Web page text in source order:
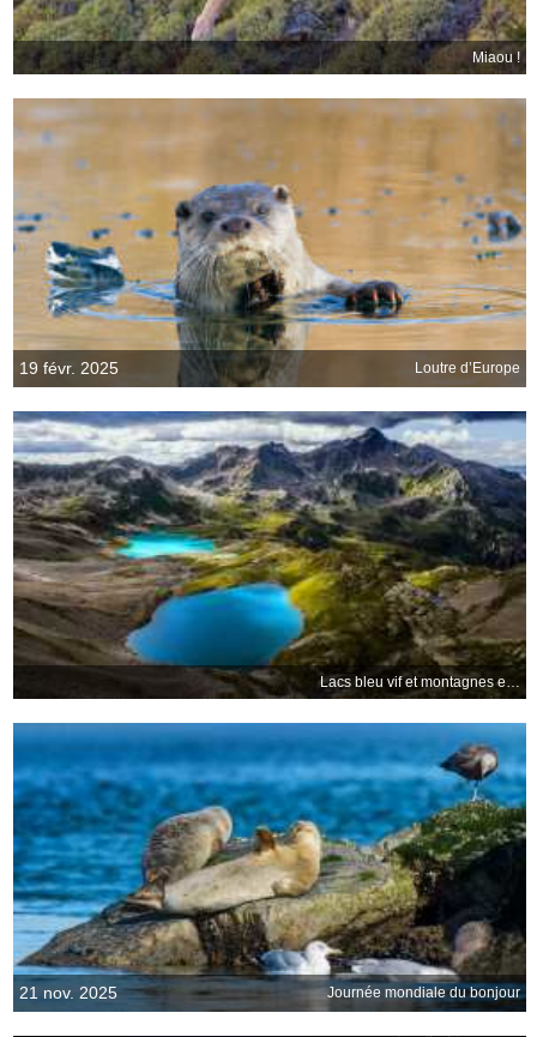
Miaou !
19 févr. 2025 Loutre d’Europe
Lacs bleu vif et montagnes escarpées
21 nov. 2025 Journée mondiale du bonjour